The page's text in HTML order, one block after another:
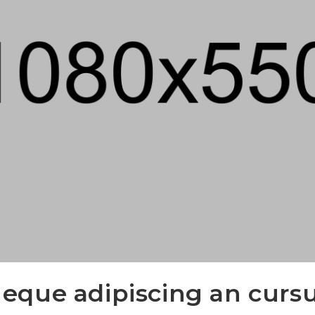
adipiscing an